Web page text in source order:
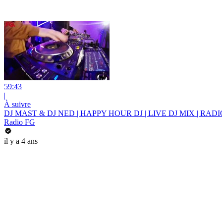
59:43
|
À suivre
DJ MAST & DJ NED | HAPPY HOUR DJ | LIVE DJ MIX |
Radio FG
il y a 4 ans